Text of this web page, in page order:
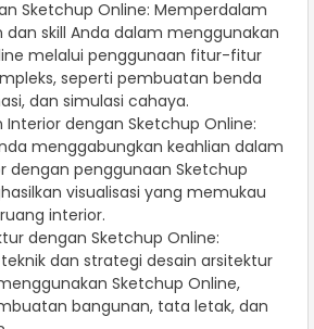
Sketchup Online: Memperdalam
skill Anda dalam menggunakan
melalui penggunaan fitur-fitur
seperti pembuatan benda
dan simulasi cahaya.
Interior dengan Sketchup Online:
menggabungkan keahlian dalam
dengan penggunaan Sketchup
visualisasi yang memukau
interior.
dengan Sketchup Online:
dan strategi desain arsitektur
Sketchup Online,
bangunan, tata letak, dan